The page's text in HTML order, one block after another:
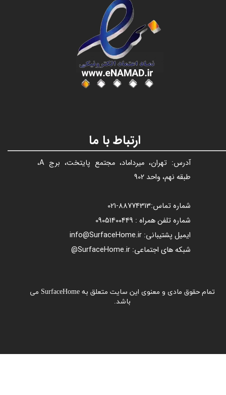
عنوان با فونت تیتر
آدرس: تهران، میرداماد، مجتمع پایتخت، برج A،
طبقه نهم، واحد 902
شماره تماس:88774313​​​​​​​
-021​​​​​​​
شماره تلفن همراه : 09051400449
ایمیل پشتیبانی: info@SurfaceHome.ir
شبکه های اجتماعی: SurfaceHome.ir@
تمام حقوق مادی و معنوی این سایت متعلق به SurfaceHome می
باشد.
ارتباط با ما